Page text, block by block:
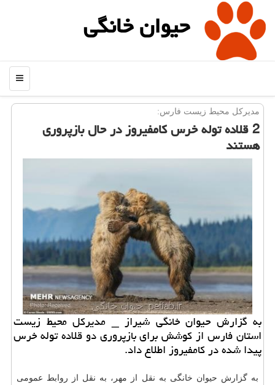
حیوان خانگی
منو
مدیركل محیط زیست فارس:
2 قلاده توله خرس كامفیروز در حال بازپروری
هستند
به گزارش حیوان خانگی شیراز _ مدیركل محیط زیست
استان فارس از كوشش برای بازپروری دو قلاده توله خرس
پیدا شده در كامفیروز اطلاع داد.
به گزارش حیوان خانگی به نقل از مهر، به نقل از روابط عمومی